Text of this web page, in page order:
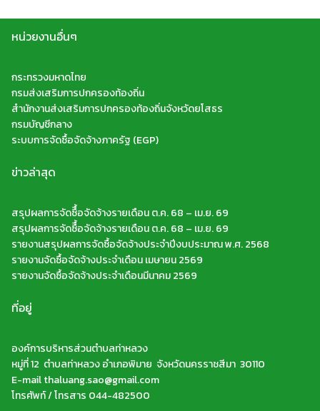
หน่วยงานอื่นๆ
กระทรวงมหาดไทย
กรมส่งเสริมการปกครองท้องถิ่น
สำนักงานส่งเสริมการปกครองท้องถิ่นจังหวัดยโสธร
กรมบัญชีกลาง
ระบบการจัดซื้อจัดจ้างภาครัฐ (EGP)
ข่าวล่าสุด
สรุปผลการจัดซืื้อจัดจ้างรายเดือน ต.ค. 68 – เม.ย. 69
สรุปผลการจัดซืื้อจัดจ้างรายเดือน ต.ค. 68 – เม.ย. 69
รายงานสรุปผลการจัดซื้อจัดจ้างประจำปีงบประมาณ พ.ศ. 2568
รายงานจัดซื้อจัดจ้างประจำเดือน เมษายน 2569
รายงานจัดซื้อจัดจ้างประจำเดือนมีนาคม 2569
ที่อยู่
องค์การบริหารส่วนตำบลท่าหลวง
หมู่ที่ 12 ตำบลท่าหลวง อำเภอพิมาย จังหวัดนครราชสีมา 30110
E-mail thaluang.sao@gmail.com
โทรศัพท์ / โทรสาร 044-482500